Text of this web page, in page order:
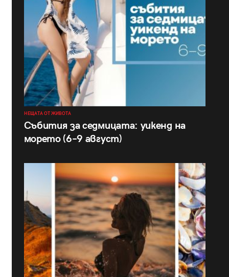
НЕЩАТА ОТ ЖИВОТА
Събития за седмицата: уикенд на
морето (6–9 август)